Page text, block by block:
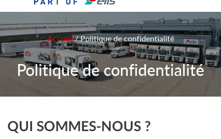
Accueil/Politique de confidentialité
Politique de confidentialité
QUI SOMMES-NOUS ?